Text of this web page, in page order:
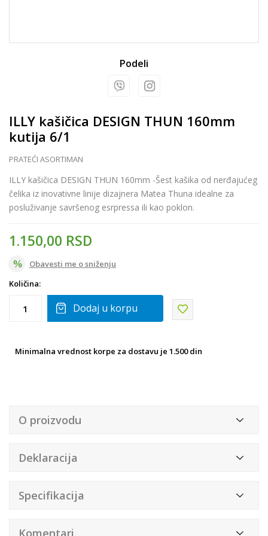
Podeli
ILLY kašičica DESIGN THUN 160mm
kutija 6/1
PRATEĆI ASORTIMAN
ILLY kašičica DESIGN THUN 160mm -Šest kašika od nerđajućeg
čelika iz inovativne linije dizajnera Matea Thuna idealne za
posluživanje savršenog esrpressa ili kao poklon.
1.150,00 RSD
Obavesti me o sniženju
Količina:
Dodaj u korpu
Minimalna vrednost korpe za dostavu je 1.500 din
O proizvodu
Deklaracija
Specifikacija
Komentari